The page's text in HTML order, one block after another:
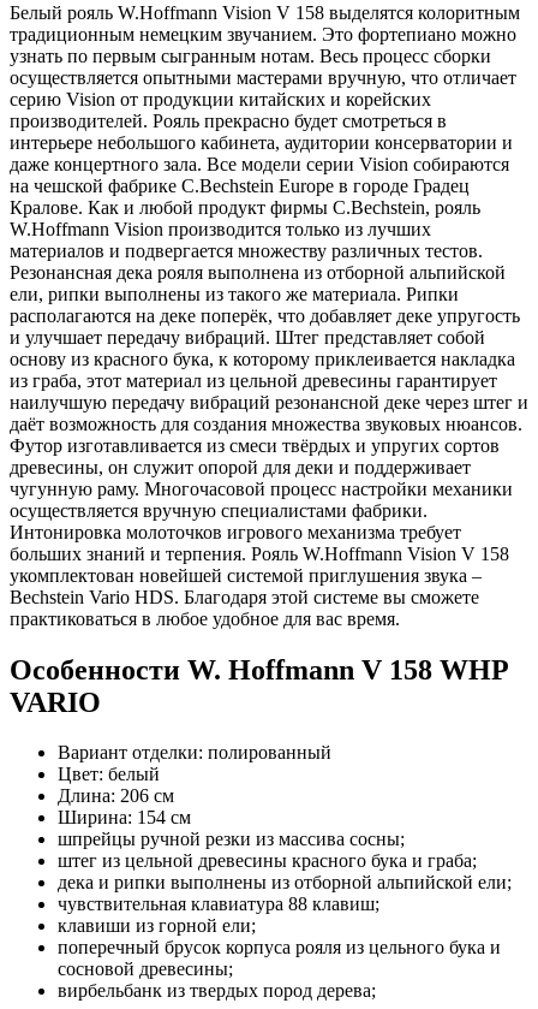
Белый рояль W.Hoffmann Vision V 158 выделятся колоритным
традиционным немецким звучанием. Это фортепиано можно
узнать по первым сыгранным нотам. Весь процесс сборки
осуществляется опытными мастерами вручную, что отличает
серию Vision от продукции китайских и корейских
производителей. Рояль прекрасно будет смотреться в
интерьере небольшого кабинета, аудитории консерватории и
даже концертного зала. Все модели серии Vision собираются
на чешской фабрике C.Bechstein Europe в городе Градец
Кралове. Как и любой продукт фирмы C.Bechstein, рояль
W.Hoffmann Vision производится только из лучших
материалов и подвергается множеству различных тестов.
Резонансная дека рояля выполнена из отборной альпийской
ели, рипки выполнены из такого же материала. Рипки
располагаются на деке поперёк, что добавляет деке упругость
и улучшает передачу вибраций. Штег представляет собой
основу из красного бука, к которому приклеивается накладка
из граба, этот материал из цельной древесины гарантирует
наилучшую передачу вибраций резонансной деке через штег и
даёт возможность для создания множества звуковых нюансов.
Футор изготавливается из смеси твёрдых и упругих сортов
древесины, он служит опорой для деки и поддерживает
чугунную раму. Многочасовой процесс настройки механики
осуществляется вручную специалистами фабрики.
Интонировка молоточков игрового механизма требует
больших знаний и терпения. Рояль W.Hoffmann Vision V 158
укомплектован новейшей системой приглушения звука –
Bechstein Vario HDS. Благодаря этой системе вы сможете
практиковаться в любое удобное для вас время.
Особенности W. Hoffmann V 158 WHP
VARIO
Вариант отделки: полированный
Цвет: белый
Длина: 206 см
Ширина: 154 см
шпрейцы ручной резки из массива сосны;
штег из цельной древесины красного бука и граба;
дека и рипки выполнены из отборной альпийской ели;
чувствительная клавиатура 88 клавиш;
клавиши из горной ели;
поперечный брусок корпуса рояля из цельного бука и
сосновой древесины;
вирбельбанк из твердых пород дерева;